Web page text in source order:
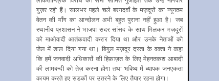
गुज़र रही हैं। सालभर पहले चले बरगदवाँ के मज़दूरों का न्यूनतम
वेतन की माँग का आन्दोलन अभी बहुत पुराना नहीं हुआ है। जब
स्थानीय प्रशासन ने भाजपा सदर सांसद के साथ मिलकर मज़दूरों
को माओवादी आतंकवादी करार दिया था और उनके नेताओं को
जेल में डाल दिया गया था। बिगुल मज़दूर दस्ता के वक्ता ने कहा
कि हमें जनवादी अधिकारों की हिफ़ाज़त के लिए मेहनतकश आबादी
की लामबन्दी को तेज़ करना होगा तथा भविष्य में व्यापक जनएकता
कायम करते हुए सड़कों पर उतरने के लिए तैयार रहना होगा।